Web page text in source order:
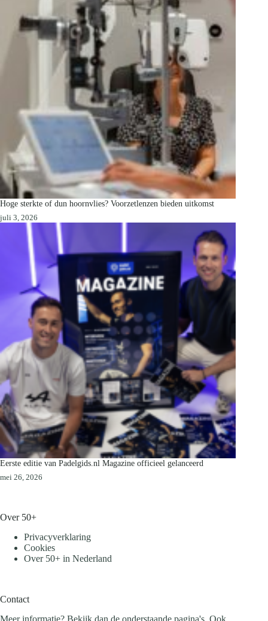
Hoge sterkte of dun hoornvlies? Voorzetlenzen bieden uitkomst
juli 3, 2026
Eerste editie van Padelgids.nl Magazine officieel gelanceerd
mei 26, 2026
Over 50+
Privacyverklaring
Cookies
Over 50+ in Nederland
Contact
Meer informatie? Bekijk dan de onderstaande pagina's. Ook